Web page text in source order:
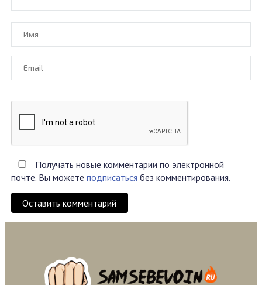
Получать новые комментарии по электронной
почте. Вы можете подписаться без комментирования.
Оставить комментарий